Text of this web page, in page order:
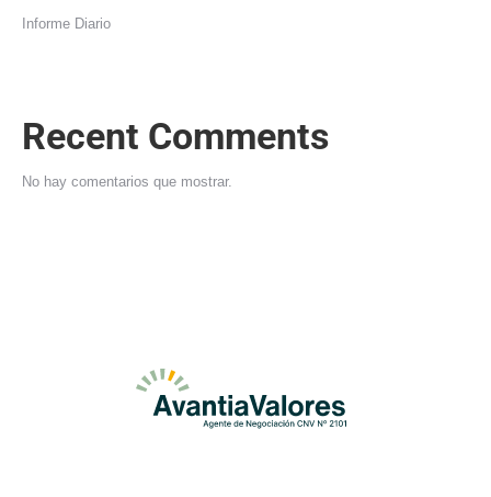
Informe Diario
Recent Comments
No hay comentarios que mostrar.